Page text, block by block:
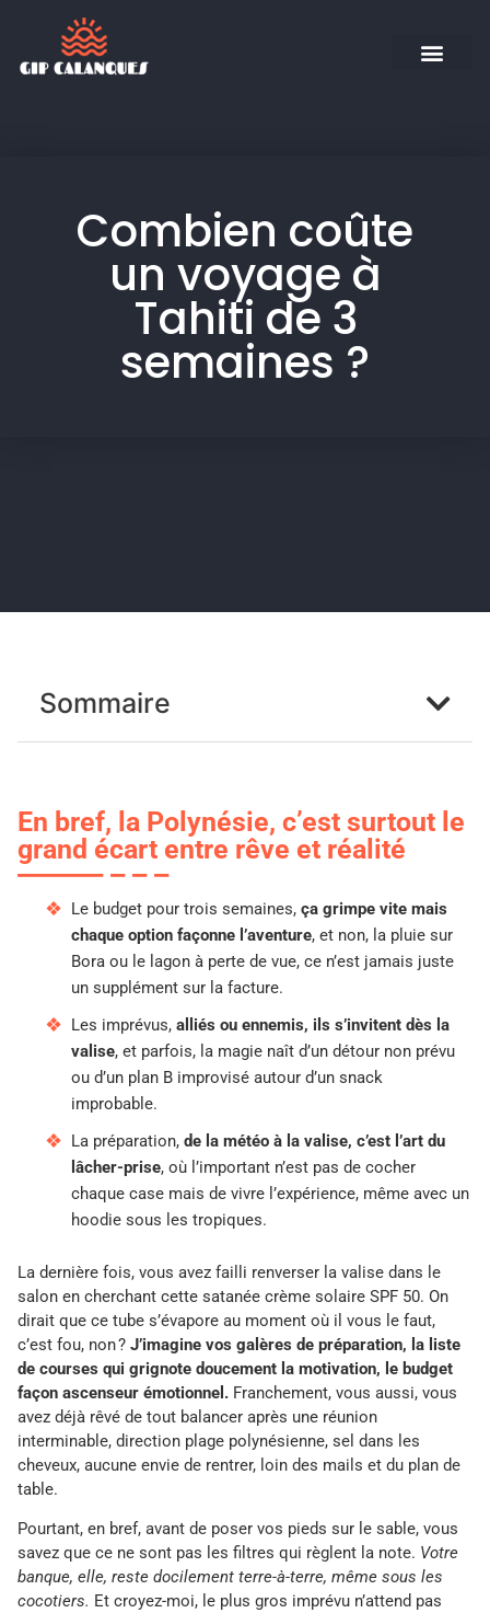
Combien coûte
un voyage à
Tahiti de 3
semaines ?
Sommaire
En bref, la Polynésie, c’est surtout le
grand écart entre rêve et réalité
Le budget pour trois semaines, ça grimpe vite mais
chaque option façonne l’aventure, et non, la pluie sur
Bora ou le lagon à perte de vue, ce n’est jamais juste
un supplément sur la facture.
Les imprévus, alliés ou ennemis, ils s’invitent dès la
valise, et parfois, la magie naît d’un détour non prévu
ou d’un plan B improvisé autour d’un snack
improbable.
La préparation, de la météo à la valise, c’est l’art du
lâcher-prise, où l’important n’est pas de cocher
chaque case mais de vivre l’expérience, même avec un
hoodie sous les tropiques.
La dernière fois, vous avez failli renverser la valise dans le
salon en cherchant cette satanée crème solaire SPF 50. On
dirait que ce tube s’évapore au moment où il vous le faut,
c’est fou, non ? J’imagine vos galères de préparation, la liste
de courses qui grignote doucement la motivation, le budget
façon ascenseur émotionnel. Franchement, vous aussi, vous
avez déjà rêvé de tout balancer après une réunion
interminable, direction plage polynésienne, sel dans les
cheveux, aucune envie de rentrer, loin des mails et du plan de
table.
Pourtant, en bref, avant de poser vos pieds sur le sable, vous
savez que ce ne sont pas les filtres qui règlent la note. Votre
banque, elle, reste docilement terre-à-terre, même sous les
cocotiers. Et croyez-moi, le plus gros imprévu n’attend pas